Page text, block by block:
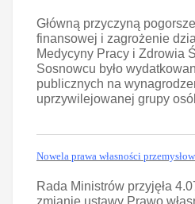
Główną przyczyną
finansowej i zagrożenie
Medycyny Pracy i Zdrowia
Sosnowcu było
publicznych na
uprzywilejowanej grupy
Nowela prawa własności
Rada Ministrów przyjęła
zmianie ustawy Prawo